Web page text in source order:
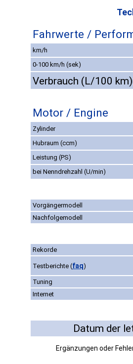
Fahrwerte /
km/h
0-100 km/h (sek)
Verbrauch (L/100 km)
Motor / Engine
Zylinder
Hubraum (ccm)
Leistung (PS)
bei Nenndrehzahl (U/min)
Vorgängermodell
Nachfolgemodell
Rekorde
Testberichte (faq)
Tuning
Internet
Datum der
Ergänzungen oder